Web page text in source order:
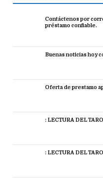
Contáctenos por
préstamo confiable.
Buenas noticias hoy
Oferta de prestamo
: LECTURA DEL
: LECTURA DEL